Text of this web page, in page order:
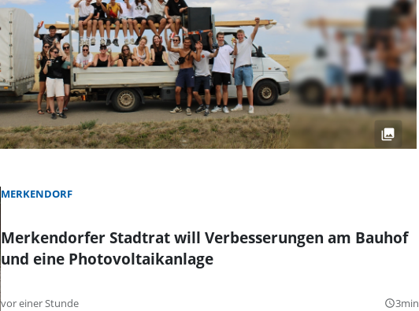
MERKENDORF
Merkendorfer Stadtrat will Verbesserungen am Bauhof
und eine Photovoltaikanlage
vor einer Stunde query_builder3min